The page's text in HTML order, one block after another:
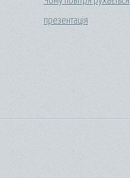
презентація